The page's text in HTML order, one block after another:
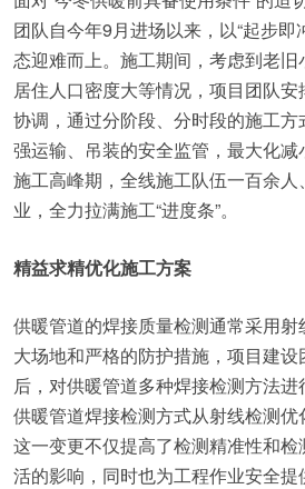
团队自今年9月进场以来，以“起步即
态迎难而上。施工期间，考虑到老旧
居住人口密度大等情况，项目团队
协调，通过分阶段、分时段的施工
强运输、吊装的安全监管，最大化减
施工高峰期，全线施工队伍一百余
业，全力拉满施工“进度条”。
精益求精优化施工方案
供暖管道的焊接质量检测通常采用
大场地和严格的防护措施，项目建
后，对供暖管道多种焊接检测方法
供暖管道焊接检测方式从射线检测优
这一变更不仅提高了检测精准性和
活的影响，同时也为工程作业安全